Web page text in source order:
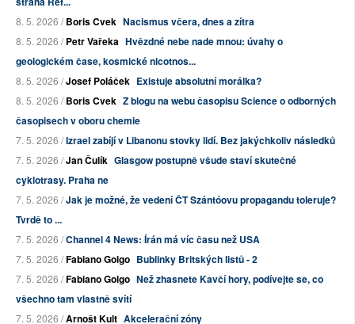
8. 5. 2026 /Boris Cvek Nacismus včera, dnes a zítra
8. 5. 2026 /Petr Vařeka Hvězdné nebe nade mnou: úvahy o
geologickém čase, kosmické nicotnos...
8. 5. 2026 /Josef Poláček Existuje absolutní morálka?
8. 5. 2026 /Boris Cvek Z blogu na webu časopisu Science o odborných
časopisech v oboru chemie
7. 5. 2026 /Izrael zabíjí v Libanonu stovky lidí. Bez jakýchkoliv následků
7. 5. 2026 /Jan Čulík Glasgow postupně všude staví skutečné
cyklotrasy. Praha ne
7. 5. 2026 /Jak je možné, že vedení ČT Szántóovu propagandu toleruje?
Tvrdě to ...
7. 5. 2026 /Channel 4 News: Írán má víc času než USA
7. 5. 2026 /Fabiano Golgo Bublinky Britských listů - 2
7. 5. 2026 /Fabiano Golgo Než zhasnete Kavčí hory, podívejte se, co
všechno tam vlastně svítí
7. 5. 2026 /Arnošt Kult Akcelerační zóny